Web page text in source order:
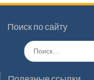
Поиск по сайту
Поиск
по: